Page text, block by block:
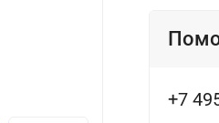
/шт.
+7